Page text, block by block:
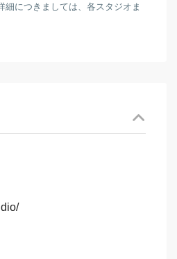
細につきましては、各スタジオま